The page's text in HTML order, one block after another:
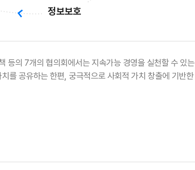
정보보호
의 7개의 협의회에서는 지속가능 경영을 실천할 수 있는
를 공유하는 한편, 궁극적으로 사회적 가치 창출에 기반한